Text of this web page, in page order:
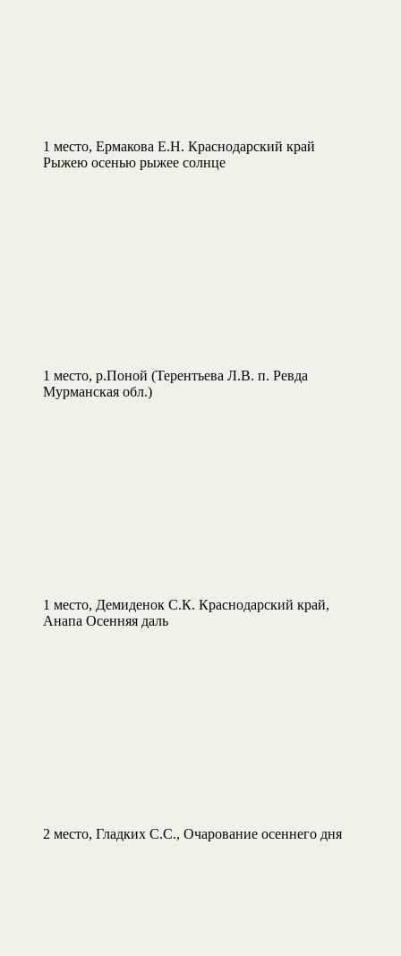
1 место, Ермакова Е.Н. Краснодарский край
Рыжею осенью рыжее солнце
1 место, р.Поной (Терентьева Л.В. п. Ревда
Мурманская обл.)
1 место, Демиденок С.К. Краснодарский край,
Анапа Осенняя даль
2 место, Гладких С.С., Очарование осеннего дня